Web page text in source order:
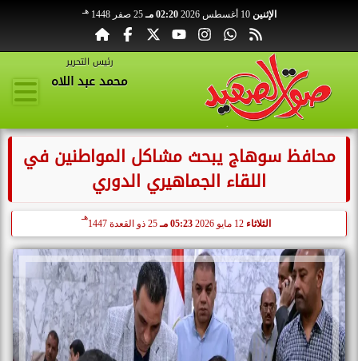
الإثنين 10 أغسطس 2026 02:20 مـ 25 صفر 1448 هـ
رئيس التحرير
محمد عبد اللاه
محافظ سوهاج يبحث مشاكل المواطنين في
اللقاء الجماهيري الدوري
الثلاثاء 12 مايو 2026 05:23 مـ 25 ذو القعدة 1447
هـ